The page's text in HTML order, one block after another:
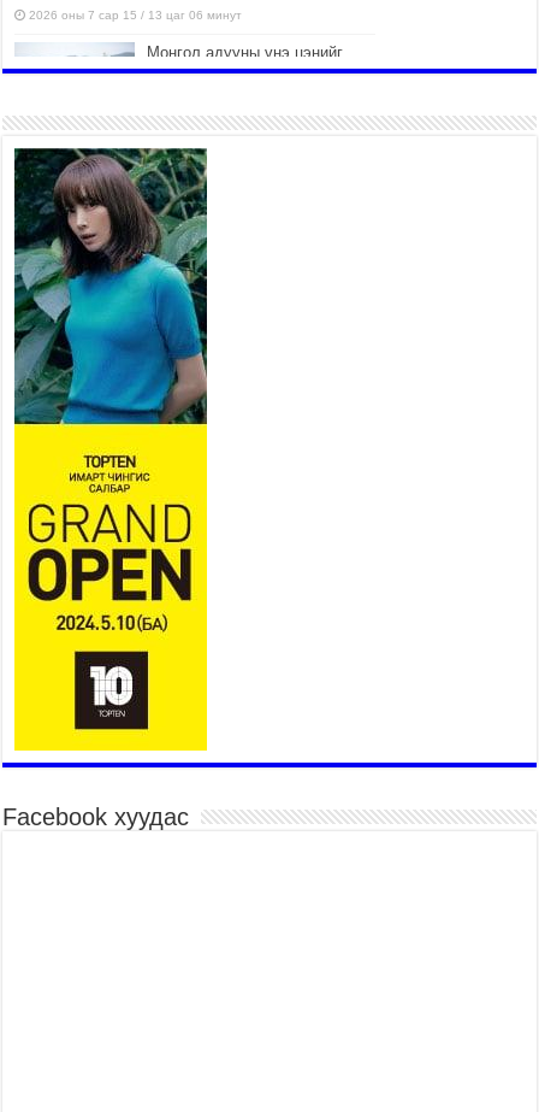
2026 оны 7 сар 15 / 13 цаг 06 минут
Монгол адууны үнэ цэнийг
дэлхийд сурталчлах “Дэлхийн
оролцож байна
Шагайн харвааны насанд
хүрэгчдийн багийн төрөлд 106
багийн 848 харваач өрсөлдөж,
шилдгүүд шалгарав
2026 оны 7 сар 15 / 11 цаг 45 минут
Үндэсний их баяр наадмын сур харвааны
шагналыг нийслэлийн Засаг дарга бөгөөд
Улаанбаатар хотын Захирагч Б.Пүрэвдагва
гардууллаа
2026 оны 7 сар 15 / 11 цаг 41 минут
иргэдэд тусламж, үйлчилгээ үзүүлж байна
2026 оны 7 сар 15 / 11 цаг 30 минут
Хүчит бөхийн барилдааны тавын даваа
үргэлжилж байна
2026 оны 7 сар 15 / 11 цаг 26 минут
Төв цэнгэлдэх орчмын цэвэрлэгээ, үйлчилгээнд
161 ажилтан, 27 техниктэй ажиллаж байна
2026 оны 7 сар 15 / 11 цаг 22 минут
Наадмын амралтын өдрүүдэд нийслэлийн эрүүл
мэндийн байгууллагууд дараах хуваарийн дагуу
ажиллана
2026 оны 7 сар 15 / 11 цаг 18 минут
Үндэсний их баяр наадам эхэллээ
2026 оны 7 сар 15 / 11 цаг 14 минут
Facebook хуудас